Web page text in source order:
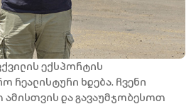
ექსპორტის
რეალისტური ხდება. ჩვენი
ამისთვის და გავაუმჯობესოთ